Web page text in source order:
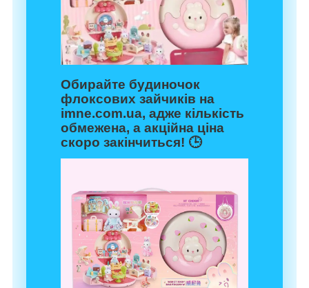
Обирайте будиночок
флоксових зайчиків на
imne.com.ua, адже кількість
обмежена, а акційна ціна
скоро закінчиться! 🕒